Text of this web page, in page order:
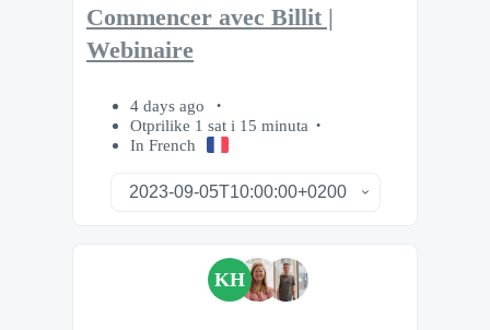
Commencer avec Billit |
Webinaire
4 days ago
Otprilike 1 sat i 15 minuta
In French
KH